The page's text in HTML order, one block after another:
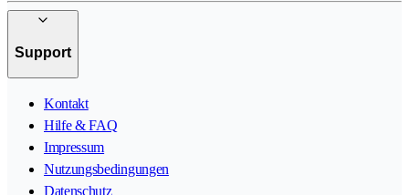
Support
Kontakt
Hilfe & FAQ
Impressum
Nutzungsbedingungen
Datenschutz